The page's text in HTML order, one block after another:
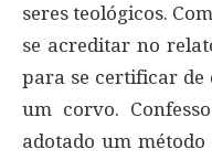
seres teológicos.
se acreditar no
para se certificar de
um corvo.
adotado um